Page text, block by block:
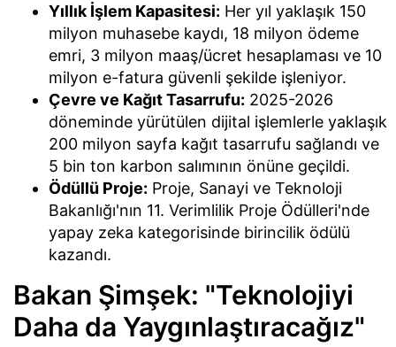
Yıllık İşlem Kapasitesi: Her yıl yaklaşık 150
milyon muhasebe kaydı, 18 milyon ödeme
emri, 3 milyon maaş/ücret hesaplaması ve 10
milyon e-fatura güvenli şekilde işleniyor.
Çevre ve Kağıt Tasarrufu: 2025-2026
döneminde yürütülen dijital işlemlerle yaklaşık
200 milyon sayfa kağıt tasarrufu sağlandı ve
5 bin ton karbon salımının önüne geçildi.
Ödüllü Proje: Proje, Sanayi ve Teknoloji
Bakanlığı'nın 11. Verimlilik Proje Ödülleri'nde
yapay zeka kategorisinde birincilik ödülü
kazandı.
Bakan Şimşek: "Teknolojiyi
Daha da Yaygınlaştıracağız"